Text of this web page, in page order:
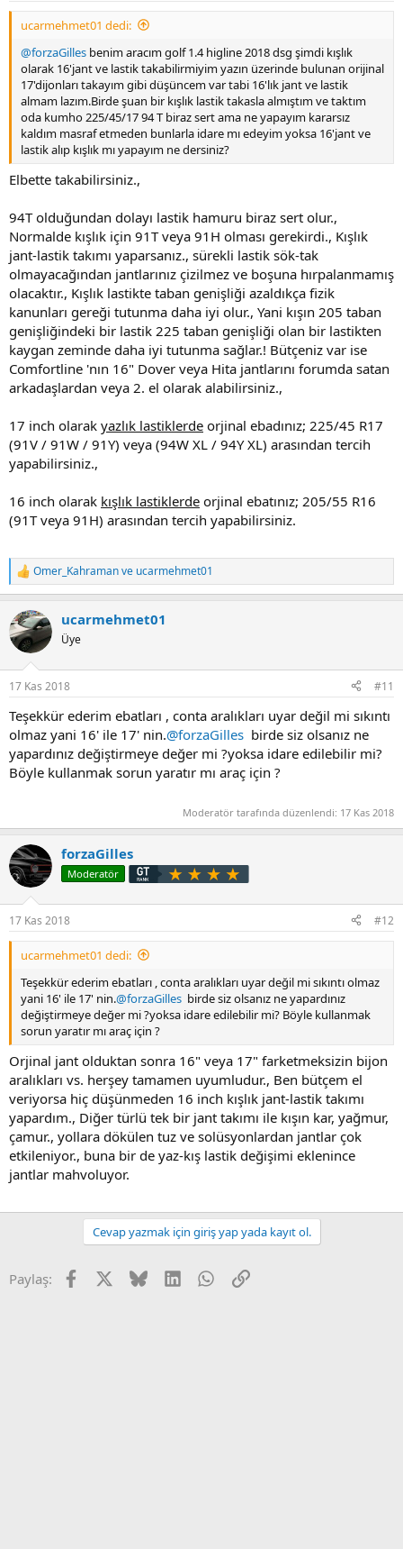
ucarmehmet01 dedi:
@forzaGilles benim aracım golf 1.4 higline 2018 dsg şimdi kışlık
olarak 16'jant ve lastik takabilirmiyim yazın üzerinde bulunan orijinal
17'dijonları takayım gibi düşüncem var tabi 16'lık jant ve lastik
almam lazım.Birde şuan bir kışlık lastik takasla almıştım ve taktım
oda kumho 225/45/17 94 T biraz sert ama ne yapayım kararsız
kaldım masraf etmeden bunlarla idare mı edeyim yoksa 16'jant ve
lastik alıp kışlık mı yapayım ne dersiniz?
Elbette takabilirsiniz.,
94T olduğundan dolayı lastik hamuru biraz sert olur.,
Normalde kışlık için 91T veya 91H olması gerekirdi., Kışlık
jant-lastik takımı yaparsanız., sürekli lastik sök-tak
olmayacağından jantlarınız çizilmez ve boşuna hırpalanmamış
olacaktır., Kışlık lastikte taban genişliği azaldıkça fizik
kanunları gereği tutunma daha iyi olur., Yani kışın 205 taban
genişliğindeki bir lastik 225 taban genişliği olan bir lastikten
kaygan zeminde daha iyi tutunma sağlar.! Bütçeniz var ise
Comfortline 'nın 16" Dover veya Hita jantlarını forumda satan
arkadaşlardan veya 2. el olarak alabilirsiniz.,
17 inch olarak yazlık lastiklerde orjinal ebadınız; 225/45 R17
(91V / 91W / 91Y) veya (94W XL / 94Y XL) arasından tercih
yapabilirsiniz.,
16 inch olarak kışlık lastiklerde orjinal ebatınız; 205/55 R16
(91T veya 91H) arasından tercih yapabilirsiniz.
T
e
k
i
l
:
Omer_Kahramanve ucarmehmet01
ucarmehmet01
Üye
17 Kas 2018 #11
Teşekkür ederim ebatları , conta aralıkları uyar değil mi sıkıntı
olmaz yani 16' ile 17' nin.@forzaGilles birde siz olsanız ne
yapardınız değiştirmeye değer mi ?yoksa idare edilebilir mi?
Böyle kullanmak sorun yaratır mı araç için ?
Moderatör tarafında düzenlendi: 17 Kas 2018
forzaGilles
Moderatör
17 Kas 2018 #12
ucarmehmet01 dedi:
Teşekkür ederim ebatları , conta aralıkları uyar değil mi sıkıntı olmaz
yani 16' ile 17' nin.@forzaGilles birde siz olsanız ne yapardınız
değiştirmeye değer mi ?yoksa idare edilebilir mi? Böyle kullanmak
sorun yaratır mı araç için ?
Orjinal jant olduktan sonra 16" veya 17" farketmeksizin bijon
aralıkları vs. herşey tamamen uyumludur., Ben bütçem el
veriyorsa hiç düşünmeden 16 inch kışlık jant-lastik takımı
yapardım., Diğer türlü tek bir jant takımı ile kışın kar, yağmur,
çamur., yollara dökülen tuz ve solüsyonlardan jantlar çok
etkileniyor., buna bir de yaz-kış lastik değişimi eklenince
jantlar mahvoluyor.
Cevap yazmak için giriş yap yada kayıt ol.
Paylaş: Facebook BlueskyLinkedInWhatsApp
Link